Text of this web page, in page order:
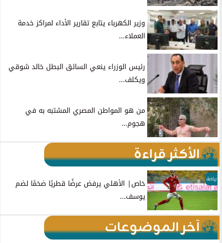
وزير الكهرباء يتابع تقارير الأداء لمراكز خدمة
العملاء...
رئيس الوزراء ينعي السائق البطل خالد شوقي
ويكلف...
من هو المواطن المصري المشتبه به في
هجوم...
الأكثر قراءة
رياضة
خاص| الأهلي يرفض عرضًا قطريًا ضخمًا لضم
يوسف...
آخر الموضوعات